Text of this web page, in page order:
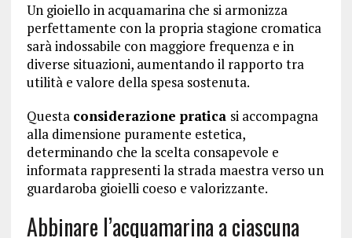
Un gioiello in acquamarina che si armonizza
perfettamente con la propria stagione cromatica
sarà indossabile con maggiore frequenza e in
diverse situazioni, aumentando il rapporto tra
utilità e valore della spesa sostenuta.
Questa considerazione pratica si accompagna
alla dimensione puramente estetica,
determinando che la scelta consapevole e
informata rappresenti la strada maestra verso un
guardaroba gioielli coeso e valorizzante.
Abbinare l’acquamarina a ciascuna